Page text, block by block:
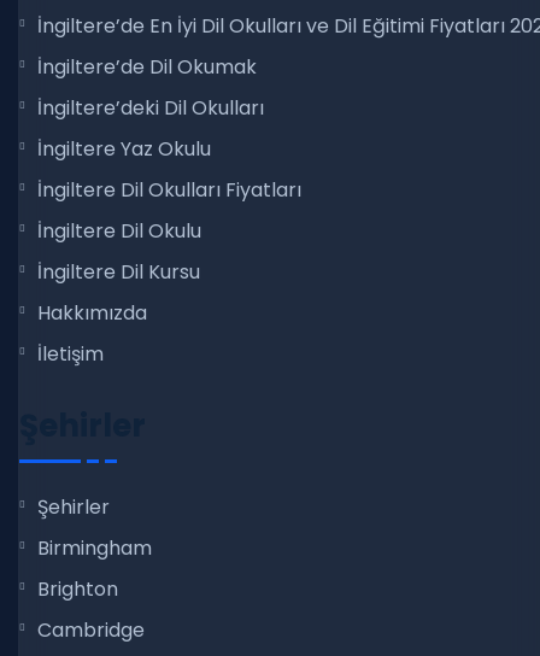
İngiltere’de En İyi Dil Okulları ve Dil Eğitimi Fiyatları
İngiltere’de Dil Okumak
İngiltere’deki Dil Okulları
İngiltere Yaz Okulu
İngiltere Dil Okulları Fiyatları
İngiltere Dil Okulu
İngiltere Dil Kursu
Hakkımızda
İletişim
Şehirler
Birmingham
Brighton
Cambridge